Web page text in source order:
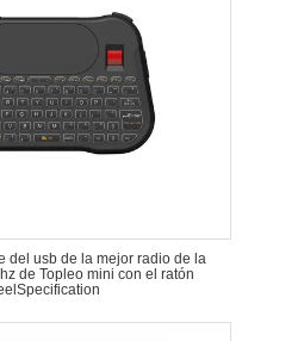
del usb de la mejor radio de la
de Topleo mini con el ratón